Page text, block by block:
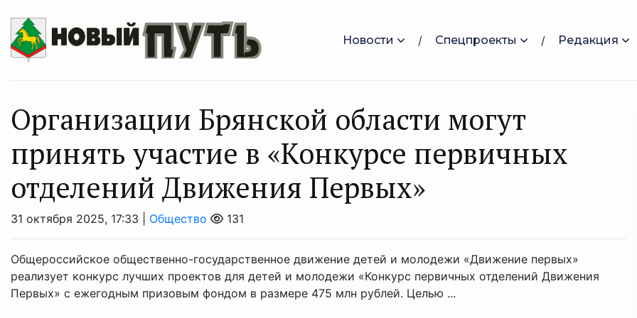
Новости Спецпроекты Редакция
Организации Брянской области могут
принять участие в «Конкурсе первичных
отделений Движения Первых»
31 октября 2025, 17:33 | Общество 131
Общероссийское общественно-государственное движение детей и молодежи «Движение первых»
реализует конкурс лучших проектов для детей и молодежи «Конкурс первичных отделений Движения
Первых» с ежегодным призовым фондом в размере 475 млн рублей. Целью ...